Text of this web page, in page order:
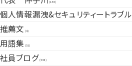
(136)
個人情報漏洩&セキュリティートラブル
推薦文 (4)
用語集 (51)
社員ブログ(534)